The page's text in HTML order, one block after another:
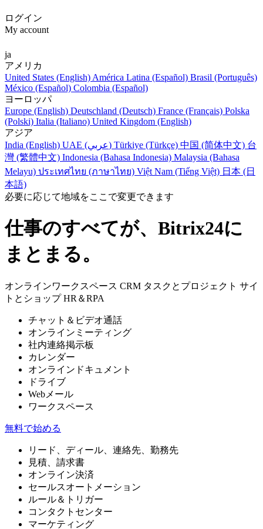
ログイン
My account
ja
アメリカ
United States (English) América Latina (Español) Brasil (Português)
México (Español) Colombia (Español)
ヨーロッパ
Europe (English) Deutschland (Deutsch) France (Français) Polska
(Polski) Italia (Italiano) United Kingdom (English)
アジア
India (English)
UAE (عربي) Türkiye (Türkçe) 中国 (简体中文) 台
灣 (繁體中文) Indonesia (Bahasa Indonesia) Malaysia (Bahasa
Melayu) ประเทศไทย (ภาษาไทย) Việt Nam (Tiếng Việt) 日本 (日
本語)
必要に応じて地域をここで変更できます
仕事のすべてが、Bitrix24に
まとまる。
オンラインワークスペース CRM タスクとプロジェクト サイ
トとショップ HR＆RPA
チャット＆ビデオ通話
オンラインミーティング
社内連絡掲示板
カレンダー
オンラインドキュメント
ドライブ
Webメール
ワークスペース
無料で始める
リード、ディール、連絡先、勤務先
見積、請求書
オンライン決済
セールスオートメーション
ルール＆トリガー
コンタクトセンター
マーケティング